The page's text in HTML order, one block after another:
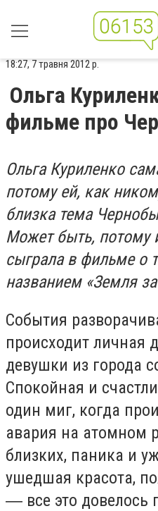
18:27, 7 травня 2012 р.
Ольга
фильме про
Ольга Куриленко
потому ей, как
близка тема
Может быть, потому
сыграла в фильме о
названием «Земля
События
происходит личная
девушки из города
Спокойная и
один миг, когда
авария на атомном
близких, паника и
ушедшая красота,
― все это довелось